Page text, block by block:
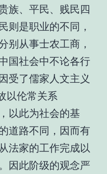
族、平民、贱民四
则是职业的不同，
别从事士农工商，
国社会中不论各行
受了儒家人文主义
以伦常关系
以此为社会的基
道路不同，因而有
法家的工作完成以
因此阶级的观念严